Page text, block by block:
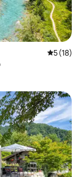
საშუალო
5 (18)